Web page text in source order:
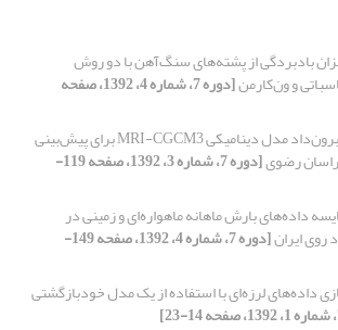
بادبردگی از پشته‌های سنگ‌آهن با دو روش
و ون‌کارمن‌‌ [دوره 7، شماره 4، 1392، صفحه
پس‌پردازش برون‌داد مدل دینامیکی MRI-CGCM3 برای پیش‌بینی
رضوی [دوره 7، شماره 3، 1392، صفحه 119-
داده‌‌های بارش ماهانه ماهواره‌‌ای و زمینی در
روی ایران [دوره 7، شماره 4، 1392، صفحه 149-
داده‌های لرزه‌ای با استفاده از یک مدل خودبازگشتی